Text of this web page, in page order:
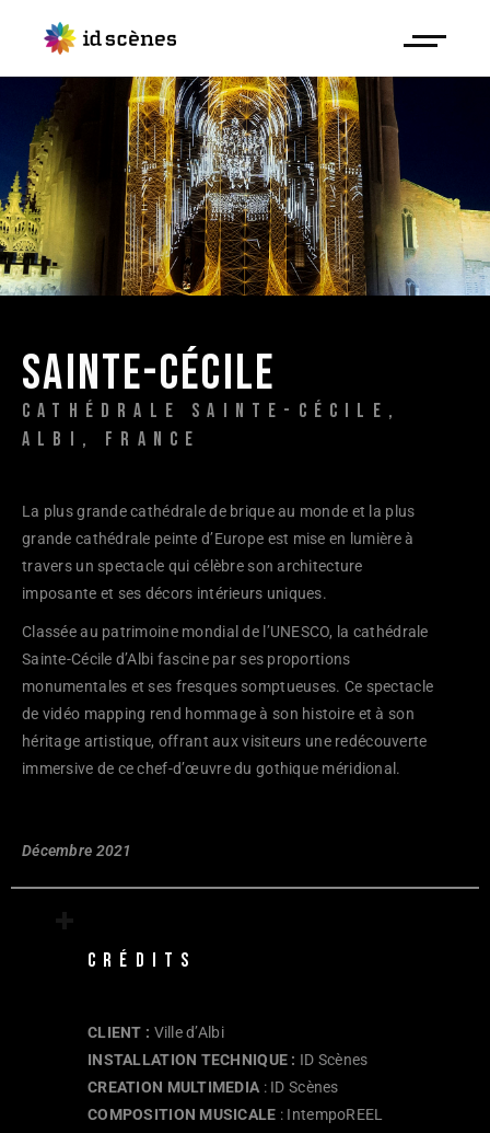
SAINTE-CÉCILE
CATHÉDRALE SAINTE-CÉCILE,
ALBI,
FRANCE
La plus grande cathédrale de brique au monde et la plus
grande cathédrale peinte d’Europe est mise en lumière à
travers un spectacle qui célèbre son architecture
imposante et ses décors intérieurs uniques.
Classée au patrimoine mondial de l’UNESCO, la cathédrale
Sainte-Cécile d’Albi fascine par ses proportions
monumentales et ses fresques somptueuses. Ce spectacle
de vidéo mapping rend hommage à son histoire et à son
héritage artistique, offrant aux visiteurs une redécouverte
immersive de ce chef-d’œuvre du gothique méridional.
Décembre 2021
CRÉDITS
CLIENT : Ville d’Albi
INSTALLATION TECHNIQUE : ID Scènes
CREATION MULTIMEDIA : ID Scènes
COMPOSITION MUSICALE : IntempoREEL